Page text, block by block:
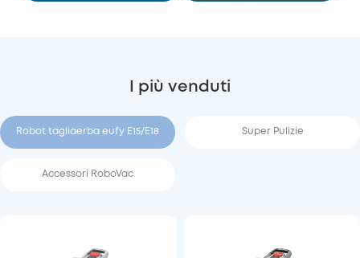
I più venduti
Robot tagliaerba eufy E15/E18 Super Pulizie
Accessori RoboVac